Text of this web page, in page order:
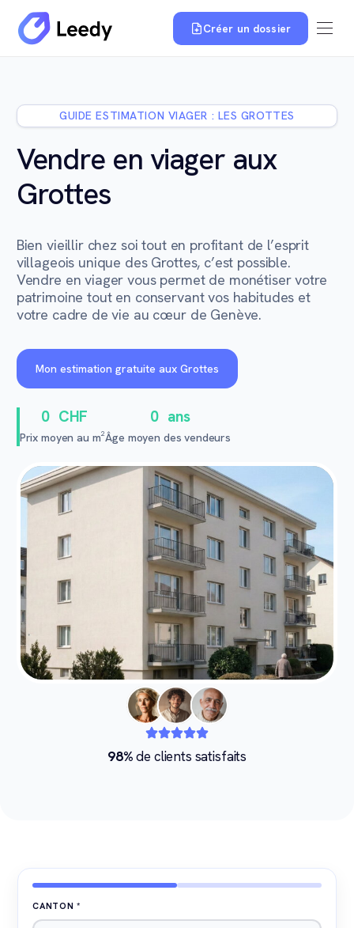
Créer un dossier
GUIDE ESTIMATION VIAGER : LES GROTTES
Vendre en viager aux
Grottes
Bien vieillir chez soi tout en profitant de l’esprit
villageois unique des Grottes, c’est possible.
Vendre en viager vous permet de monétiser votre
patrimoine tout en conservant vos habitudes et
votre cadre de vie au cœur de Genève.
Mon estimation gratuite aux Grottes
0 CHF
Prix moyen au m²
0 ans
Âge moyen des vendeurs
98%de clients satisfaits
CANTON *